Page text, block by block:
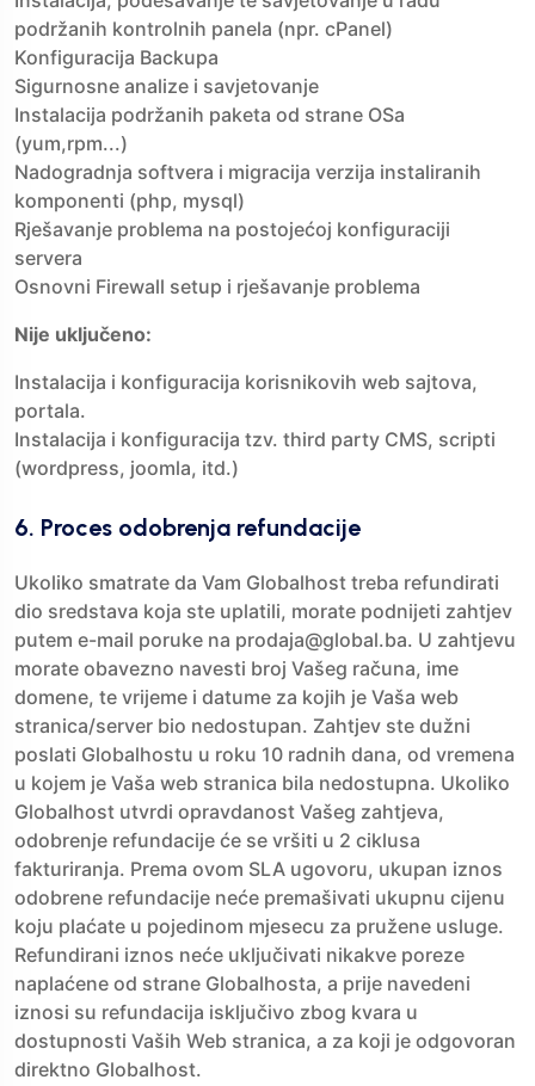
podržanih kontrolnih panela (npr. cPanel)
Konfiguracija Backupa
Sigurnosne analize i savjetovanje
Instalacija podržanih paketa od strane OSa
(yum,rpm...)
Nadogradnja softvera i migracija verzija instaliranih
komponenti (php, mysql)
Rješavanje problema na postojećoj konfiguraciji
servera
Osnovni Firewall setup i rješavanje problema
Nije uključeno:
Instalacija i konfiguracija korisnikovih web sajtova,
portala.
Instalacija i konfiguracija tzv. third party CMS, scripti
(wordpress, joomla, itd.)
6. Proces odobrenja refundacije
Ukoliko smatrate da Vam Globalhost treba refundirati
dio sredstava koja ste uplatili, morate podnijeti zahtjev
putem e-mail poruke na prodaja@global.ba. U zahtjevu
morate obavezno navesti broj Vašeg računa, ime
domene, te vrijeme i datume za kojih je Vaša web
stranica/server bio nedostupan. Zahtjev ste dužni
poslati Globalhostu u roku 10 radnih dana, od vremena
u kojem je Vaša web stranica bila nedostupna. Ukoliko
Globalhost utvrdi opravdanost Vašeg zahtjeva,
odobrenje refundacije će se vršiti u 2 ciklusa
fakturiranja. Prema ovom SLA ugovoru, ukupan iznos
odobrene refundacije neće premašivati ukupnu cijenu
koju plaćate u pojedinom mjesecu za pružene usluge.
Refundirani iznos neće uključivati nikakve poreze
naplaćene od strane Globalhosta, a prije navedeni
iznosi su refundacija isključivo zbog kvara u
dostupnosti Vaših Web stranica, a za koji je odgovoran
direktno Globalhost.